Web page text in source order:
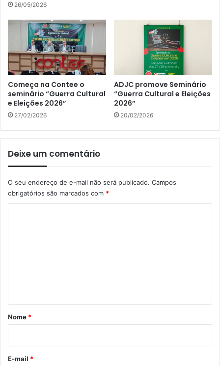
26/05/2026
Começa na Contee o
seminário “Guerra Cultural
e Eleições 2026”
27/02/2026
ADJC promove Seminário
“Guerra Cultural e Eleições
2026”
20/02/2026
Deixe um comentário
O seu endereço de e-mail não será publicado. Campos
obrigatórios são marcados com *
r
*
Nome *
E-mail *